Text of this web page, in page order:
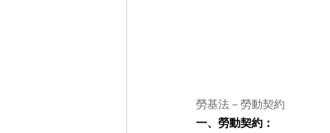
勞基法－勞動契約
一、勞動契約：